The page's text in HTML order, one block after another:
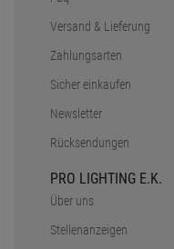
Versand & Lieferung
Zahlungsarten
Sicher einkaufen
Newsletter
Rücksendungen
PRO LIGHTING E.K.
Über uns
Stellenanzeigen